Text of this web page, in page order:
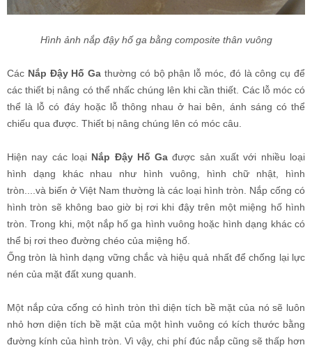
Hình ảnh nắp đậy hố ga bằng composite thân vuông
Các Nắp Đậy Hố Gathường có bộ phận lỗ móc, đó là công cụ để
các thiết bị nâng có thể nhấc chúng lên khi cần thiết. Các lỗ móc có
thể là lỗ có đáy hoặc lỗ thông nhau ở hai bên, ánh sáng có thể
chiếu qua được. Thiết bị nâng chúng lên có móc câu.
Hiện nay các loại Nắp Đậy Hố Gađược sản xuất với nhiều loại
hình dạng khác nhau như hình vuông, hình chữ nhật, hình
tròn....và biến ở Việt Nam thường là các loại hình tròn. Nắp cống có
hình tròn sẽ không bao giờ bị rơi khi đậy trên một miệng hố hình
tròn. Trong khi, một nắp hố ga hình vuông hoặc hình dạng khác có
thể bị rơi theo đường chéo của miệng hố.
Ống tròn là hình dạng vững chắc và hiệu quả nhất để chống lại lực
nén của mặt đất xung quanh.
Một nắp cửa cống có hình tròn thì diện tích bề mặt của nó sẽ luôn
nhỏ hơn diện tích bề mặt của một hình vuông có kích thước bằng
đường kính của hình tròn. Vì vậy, chi phí đúc nắp cũng sẽ thấp hơn